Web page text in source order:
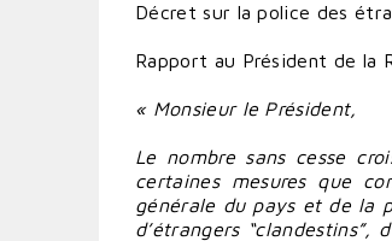
Décret sur la police des
Rapport au Président de la
« Monsieur le Président,
Le nombre sans cesse
certaines mesures que
générale du pays et de la
d’étrangers